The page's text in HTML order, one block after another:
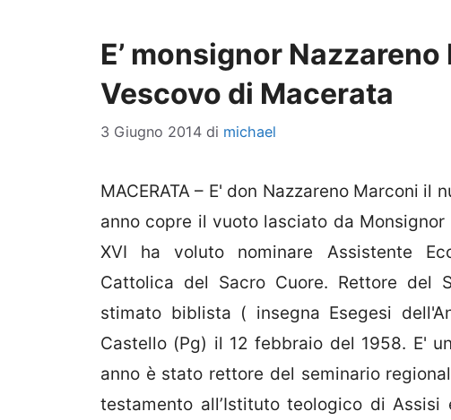
E’ monsignor
Vescovo di Macerata
3 Giugno 2014 di michael
MACERATA – E' don Nazzareno Marconi
anno copre il vuoto lasciato da
XVI ha voluto nominare Assistente
Cattolica del Sacro Cuore. Rettore del
stimato biblista ( insegna Esegesi
Castello (Pg) il 12 febbraio del 1958. E'
anno è stato rettore del seminario
testamento all’Istituto teologico di